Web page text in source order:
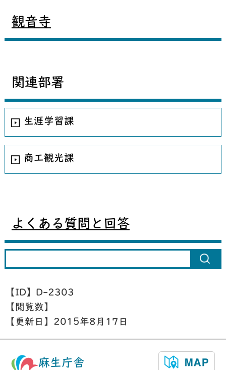
観音寺
関連部署
生涯学習課
商工観光課
よくある質問と回答
【ID】 D-2303
【閲覧数】
【更新日】 2015年8月17日
麻生庁舎